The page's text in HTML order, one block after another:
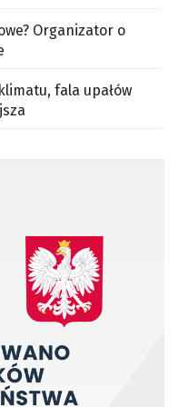
Organizator o
fala upałów